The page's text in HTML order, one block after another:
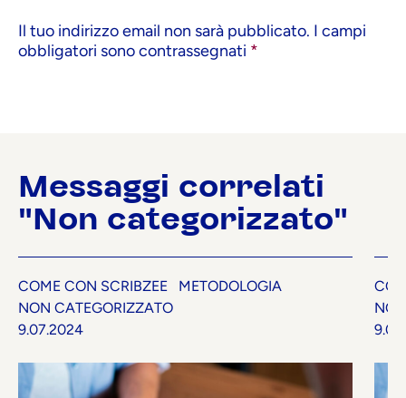
Il tuo indirizzo email non sarà pubblicato. I campi
obbligatori sono contrassegnati *
Messaggi correlati
"Non categorizzato"
COME CON SCRIBZEE
METODOLOGIA
NON CATEGORIZZATO
9.07.2024